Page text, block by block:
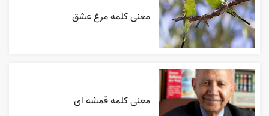
معنی کلمه مرغ عشق
معنی کلمه قمشه ای